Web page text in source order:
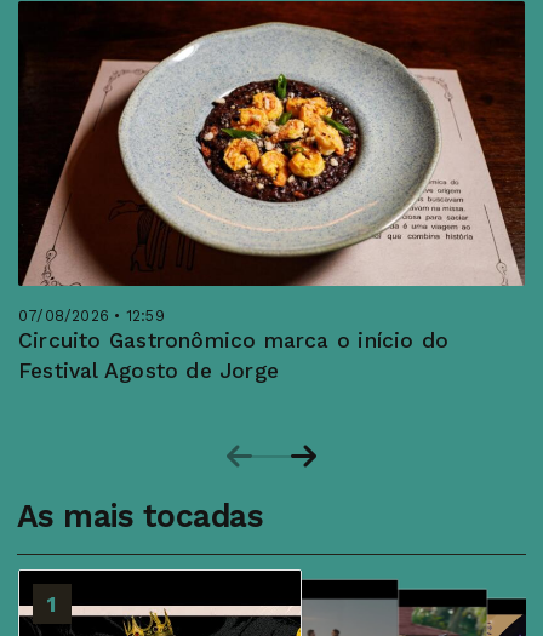
07/08/2026 • 12:59
Circuito Gastronômico marca o início do
Festival Agosto de Jorge
As mais tocadas
1 4